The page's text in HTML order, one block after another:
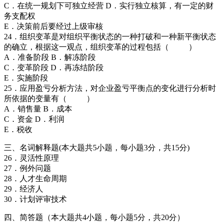
C．在统一规划下可独立经营 D．实行独立核算，有一定的财
务支配权
E．决策前后要经过上级审核
24．组织变革是对组织平衡状态的一种打破和一种新平衡状态
的确立，根据这一观点，组织变革的过程包括（ ）
A．准备阶段 B．解冻阶段
C．变革阶段 D．再冻结阶段
E．实施阶段
25．应用盈亏分析方法，对企业盈亏平衡点的变化进行分析时
所依据的变量有（ ）
A．销售量 B．成本
C．资金 D．利润
E．税收
三、名词解释题(本大题共5小题，每小题3分，共15分)
26．灵活性原理
27．例外问题
28．人才生命周期
29．经济人
30．计划评审技术
四、简答题（本大题共4小题，每小题5分，共20分）